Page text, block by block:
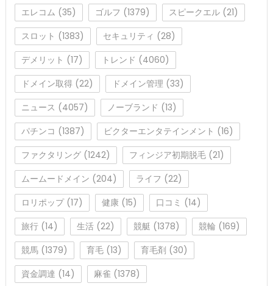
エレコム (35) ゴルフ (1379) スピークエル(21)
スロット (1383) セキュリティ (28)
デメリット (17) トレンド (4060)
ドメイン取得(22) ドメイン管理 (33)
ニュース (4057) ノーブランド (13)
パチンコ (1387) ビクターエンタテインメント (16)
ファクタリング(1242) フィンジア初期脱毛(21)
ムームードメイン (204) ライフ (22)
ロリポップ(17) 健康(15) 口コミ (14)
旅行(14) 生活(22) 競艇 (1378) 競輪 (169)
競馬(1379) 育毛(13) 育毛剤 (30)
資金調達 (14) 麻雀 (1378)